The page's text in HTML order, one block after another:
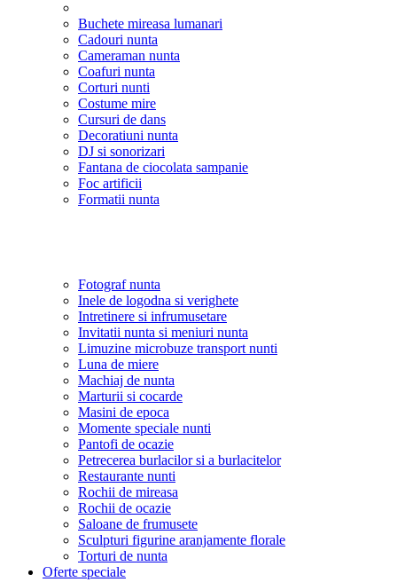
Buchete mireasa lumanari
Cadouri nunta
Cameraman nunta
Coafuri nunta
Corturi nunti
Costume mire
Cursuri de dans
Decoratiuni nunta
DJ si sonorizari
Fantana de ciocolata sampanie
Foc artificii
Formatii nunta
Fotograf nunta
Inele de logodna si verighete
Intretinere si infrumusetare
Invitatii nunta si meniuri nunta
Limuzine microbuze transport nunti
Luna de miere
Machiaj de nunta
Marturii si cocarde
Masini de epoca
Momente speciale nunti
Pantofi de ocazie
Petrecerea burlacilor si a burlacitelor
Restaurante nunti
Rochii de mireasa
Rochii de ocazie
Saloane de frumusete
Sculpturi figurine aranjamente florale
Torturi de nunta
Oferte speciale